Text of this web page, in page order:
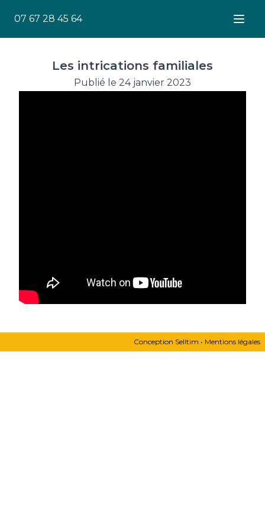
07 67 28 45 64
Les intrications familiales
Publié le 24 janvier 2023
Conception Selltim • Mentions légales